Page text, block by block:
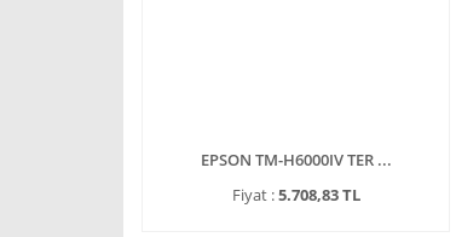
EPSON TM-H6000IV TER ...
Fiyat :5.708,83 TL